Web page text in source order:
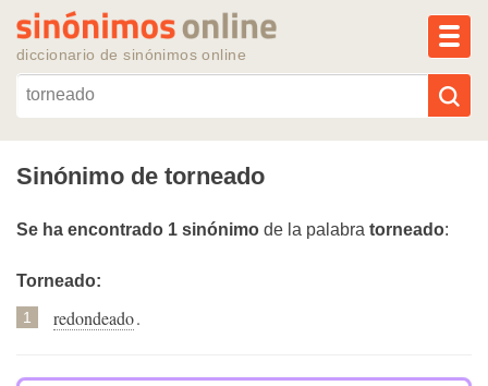
diccionario de sinónimos online
Reescribir texto con IA
Sinónimo de torneado
Se ha encontrado 1 sinónimo de la palabra torneado:
Torneado:
1 redondeado.